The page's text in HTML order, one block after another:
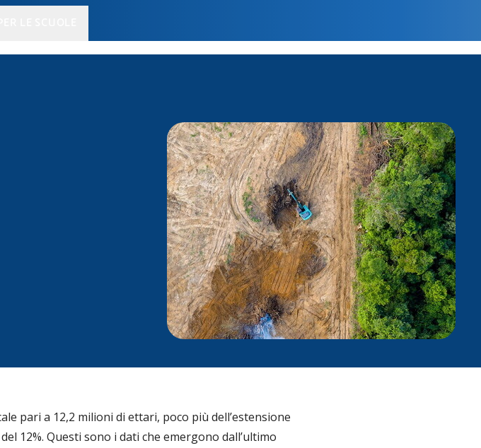
pari a 12,2 milioni di ettari, poco più dell’estensione
12%. Questi sono i dati che emergono dall’ultimo